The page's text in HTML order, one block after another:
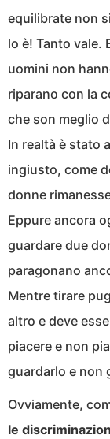
equilibrate non
lo è! Tanto vale.
uomini non
riparano con la
che son meglio
In realtà è stato
ingiusto, come
donne
Eppure ancora
guardare due
paragonano
Mentre tirare
altro e deve
piacere e non
guardarlo e non
Ovviamente,
le